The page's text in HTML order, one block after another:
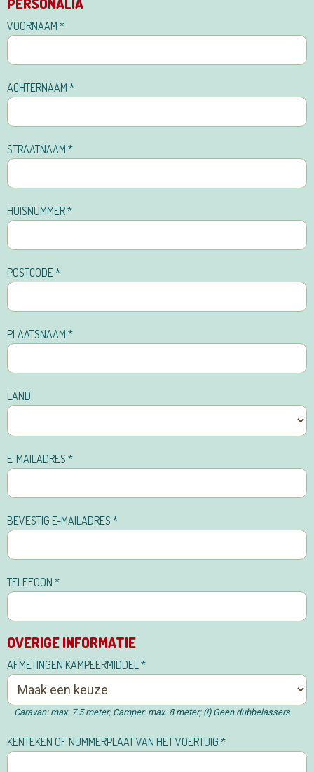
Reserveren
VOORNAAM *
ACHTERNAAM *
STRAATNAAM *
HUISNUMMER*
POSTCODE*
PLAATSNAAM *
LAND
E-MAILADRES *
BEVESTIG E-MAILADRES *
TELEFOON *
OVERIGE INFORMATIE
AFMETINGEN KAMPEERMIDDEL*
Caravan: max. 7.5 meter; Camper: max. 8 meter; (!) Geen dubbelassers
KENTEKEN OF NUMMERPLAAT VAN HET VOERTUIG *